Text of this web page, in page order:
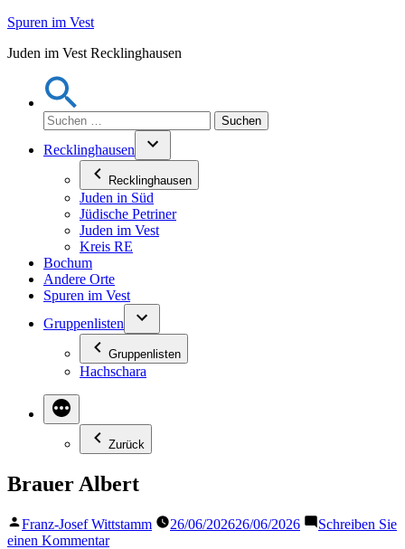
Zum
springen
Spuren im Vest
Juden im Vest Recklinghausen
Suchen
nach:
Recklinghausen
Recklinghausen
Juden in Süd
Jüdische Petriner
Juden im Vest
Kreis RE
Bochum
Andere Orte
Spuren im Vest
Gruppenlisten
Gruppenlisten
Hachschara
Zurück
Brauer Albert
Veröffentlicht
von
Franz-Josef Wittstamm 26/06/202626/06/2026
Schreiben Sie
einen Kommentarzu